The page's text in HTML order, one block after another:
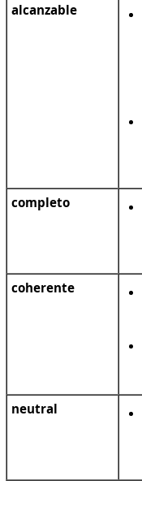
alcanzable
completo
coherente
neutral